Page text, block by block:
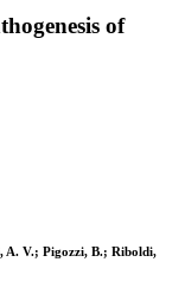
of
A. V.; Pigozzi, B.; Riboldi,